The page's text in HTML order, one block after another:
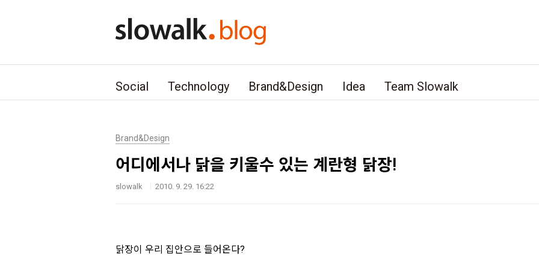
Social Technology Brand&Design Idea Team Slowalk
Brand&Design
어디에서나 닭을 키울수 있는 계란형 닭장!
slowalk 2010. 9. 29. 16:22
닭장이 우리 집안으로 들어온다?